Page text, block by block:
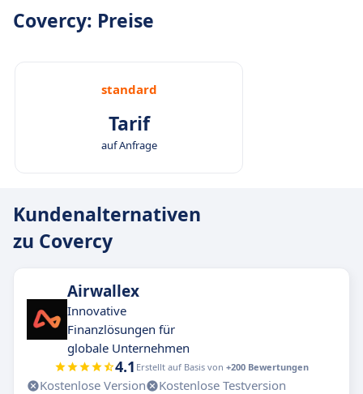
Covercy: Preise
standard
Tarif
auf Anfrage
Kundenalternativen
zu Covercy
Airwallex
Innovative
Finanzlösungen für
globale Unternehmen
4.1 Erstellt auf Basis von +200 Bewertungen
Kostenlose Version
Kostenlose Testversion